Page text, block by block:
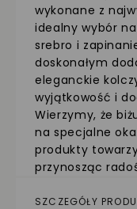
wykonane z
idealny wybór
srebro i
doskonałym
eleganckie
wyjątkowość i
Wierzymy, że
na specjalne
produkty
przynosząc
SZCZEGÓŁY